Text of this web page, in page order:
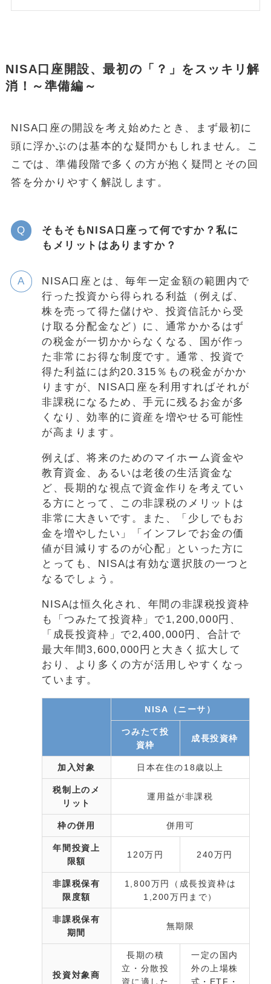
NISA口座開設、最初の「？」をスッキリ解
消！～準備編～
NISA口座の開設を考え始めたとき、まず最初に
頭に浮かぶのは基本的な疑問かもしれません。こ
こでは、準備段階で多くの方が抱く疑問とその回
答を分かりやすく解説します。
そもそもNISA口座って何ですか？私に
もメリットはありますか？
NISA口座とは、毎年一定金額の範囲内で
行った投資から得られる利益（例えば、
株を売って得た儲けや、投資信託から受
け取る分配金など）に、通常かかるはず
の税金が一切かからなくなる、国が作っ
た非常にお得な制度です。通常、投資で
得た利益には約20.315％もの税金がかか
りますが、NISA口座を利用すればそれが
非課税になるため、手元に残るお金が多
くなり、効率的に資産を増やせる可能性
が高まります。
例えば、将来のためのマイホーム資金や
教育資金、あるいは老後の生活資金な
ど、長期的な視点で資金作りを考えてい
る方にとって、この非課税のメリットは
非常に大きいです。また、「少しでもお
金を増やしたい」「インフレでお金の価
値が目減りするのが心配」といった方に
とっても、NISAは有効な選択肢の一つと
なるでしょう。
NISAは恒久化され、年間の非課税投資枠
も「つみたて投資枠」で1,200,000円、
「成長投資枠」で2,400,000円、合計で
最大年間3,600,000円と大きく拡大して
おり、より多くの方が活用しやすくなっ
ています。
NISA（ニーサ）
つみたて投
資枠
成長投資枠
加入対象 日本在住の18歳以上
税制上のメ
リット
運用益が非課税
枠の併用 併用可
年間投資上
限額
120万円 240万円
非課税保有
限度額
1,800万円（成長投資枠は
1,200万円まで）
非課税保有
期間
無期限
投資対象商
長期の積
立・分散投
資に適した
一定の国内
外の上場株
式・ETF・